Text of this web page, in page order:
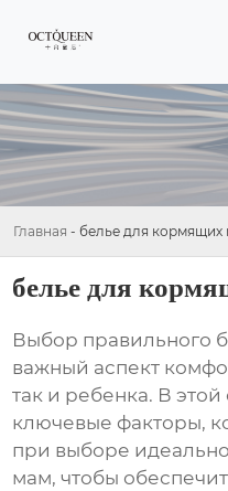
Главная - белье для
белье для
Выбор правильного
важный аспект
так и ребенка. В
ключевые факторы,
при выборе
мам, чтобы